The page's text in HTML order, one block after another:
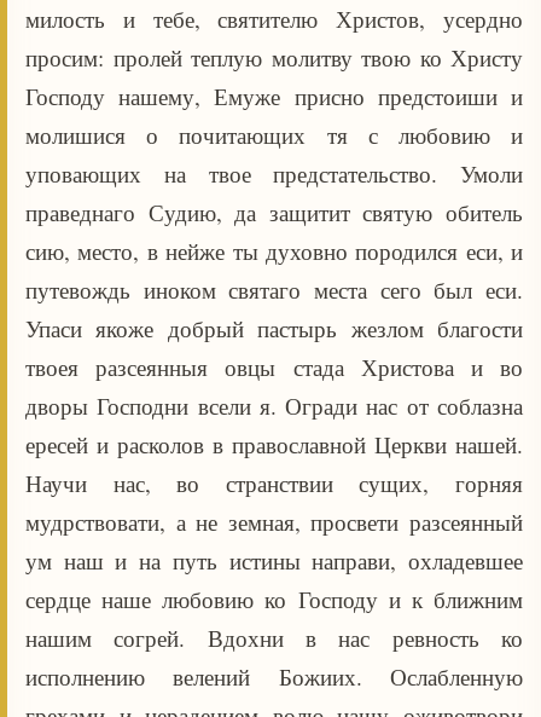
милость и тебе, святителю Христов, усердно
просим: пролей теплую молитву твою ко Христу
Господу нашему, Емуже присно предстоиши и
молишися о почитающих тя с любовию и
уповающих на твое предстательство. Умоли
праведнаго Судию, да защитит святую обитель
сию, место, в нейже ты духовно породился еси, и
путевождь иноком святаго места сего был еси.
Упаси якоже добрый пастырь жезлом благости
твоея разсеянныя овцы стада Христова и во
дворы Господни всели я. Огради нас от соблазна
ересей и расколов в православной Церкви нашей.
Научи нас, во странствии сущих, горняя
мудрствовати, а не земная, просвети разсеянный
ум наш и на путь истины направи, охладевшее
сердце наше любовию ко Господу и к ближним
нашим согрей. Вдохни в нас ревность ко
исполнению велений Божиих. Ослабленную